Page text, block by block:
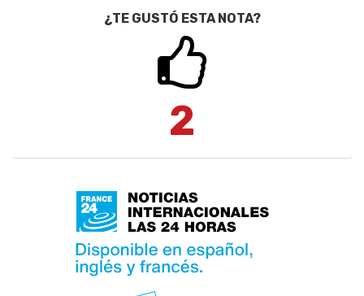
¿TE GUSTÓ ESTA NOTA?
2